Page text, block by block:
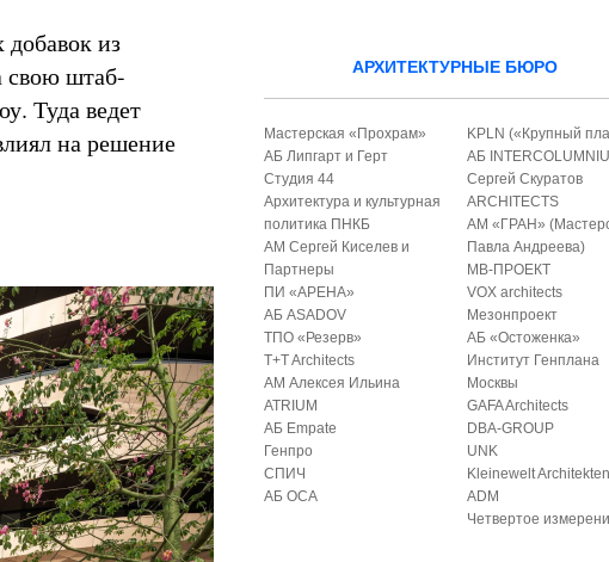
из
свою штаб-
Туда ведет
на решение
АРХИТЕКТУРНЫЕ БЮРО
Мастерская «Прохрам»
АБ Липгарт и Герт
Студия 44
Архитектура и культурная
политика ПНКБ
АМ Сергей Киселев и
Партнеры
ПИ «АРЕНА»
АБ ASADOV
ТПО «Резерв»
T+T Architects
АМ Алексея Ильина
ATRIUM
АБ Empate
Генпро
СПИЧ
АБ ОСА
KPLN («Крупный
АБ
Сергей Скуратов
ARCHITECTS
АМ «ГРАН»
Павла Андреева)
МВ-ПРОЕКТ
VOX architects
Мезонпроект
АБ «Остоженка»
Институт Генплана
Москвы
GAFA Architects
DBA-GROUP
UNK
Kleinewelt
ADM
Четвертое